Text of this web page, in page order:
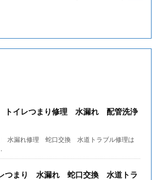
イレつまり修理 水漏れ 配管洗浄
水漏れ修理 蛇口交換 水道トラブル修理は
つまり 水漏れ 蛇口交換 水道トラ